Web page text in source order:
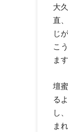
大
直
じ
こ
ま
壇
る
し
ま